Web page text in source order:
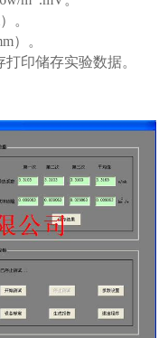
。
）。
印储存实验数据。